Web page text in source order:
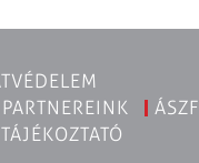
PARTNEREINK
ÁSZF